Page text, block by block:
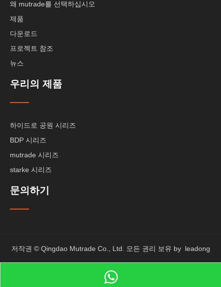
왜 mutrade를 선택하십시오
제품
다운로드
프로젝트 참조
뉴스
우리의 제품
하이드로 공원 시리즈
BDP 시리즈
mutrade 시리즈
starke 시리즈
문의하기
저작권 © Qingdao Mutrade Co., Ltd. 모든 권리 보유 by leadong